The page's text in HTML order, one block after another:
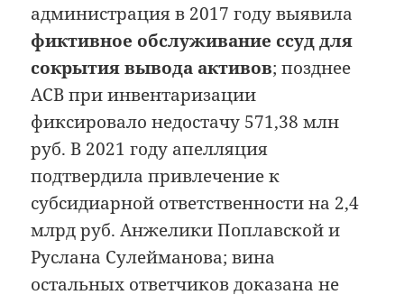
администрация в 2017 году выявила
фиктивное обслуживание ссуд для
сокрытия вывода активов; позднее
АСВ при инвентаризации
фиксировало недостачу 571,38 млн
руб. В 2021 году апелляция
подтвердила привлечение к
субсидиарной ответственности на 2,4
млрд руб. Анжелики Поплавской и
Руслана Сулейманова; вина
остальных ответчиков доказана не